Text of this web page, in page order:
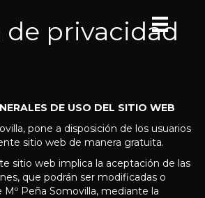
privacidad
DE USO DEL SITIO WEB
pone a disposición de los usuarios
sitio web de manera gratuita.
sitio web implica la aceptación de las
que podrán ser modificadas o
Mº Peña Somovilla, mediante la